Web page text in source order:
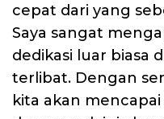
cepat dari yang
Saya sangat
dedikasi luar biasa
terlibat. Dengan
kita akan